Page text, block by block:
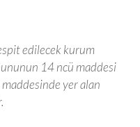
edilecek kurum
14 ncü maddesi
yer alan